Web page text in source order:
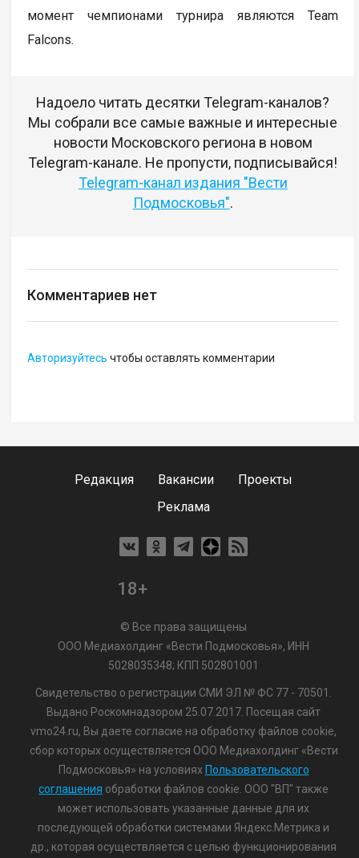
момент чемпионами турнира являются Team
Falcons.
Надоело читать десятки Telegram-каналов?
Мы собрали все самые важные и интересные
новости Московского региона в новом
Telegram-канале. Не пропусти, подписывайся!
Telegram-канал издания "Вести
Подмосковья".
Комментариев нет
Авторизуйтесь чтобы оставлять комментарии
Редакция Вакансии
Проекты
Реклама
18+
© Все права защищены
ООО Медиахолдинг «Вести Подмосковья», ИНН
5028035348; КПП 502801001
Свидетельство о регистрации СМИ ЭЛ № ФС 77 - 70501.
Выдано Роскомнадзором 25.07.2017. Посещая сайт
vmo24.ru, Вы даете согласие на обработку файлов cookie,
сбор которых осуществляется ООО Медиахолдинг «Вести
Подмосковья» на условиях Пользовательского
соглашения обработки файлов cookie. ООО "ВП" также
может использовать указанные данные для их
последующей обработки системами Яндекс.Метрика и
др., которая осуществляется с целью функционирования